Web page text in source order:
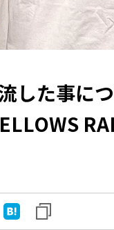
した事に